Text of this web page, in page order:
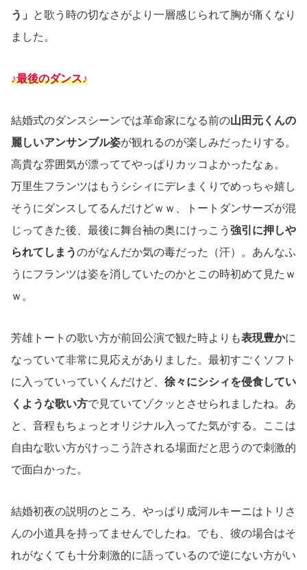
う」
と歌う時の切なさがより一層感じられて胸が痛くなり
ました。
♪最後のダンス♪
結婚式のダンスシーンでは革命家になる前の山田元くんの
麗しいアンサンブル姿が観れるのが楽しみだったりする。
高貴な雰囲気が漂っててやっぱりカッコよかったなぁ。
万里生フランツはもうシシィにデレまくりでめっちゃ嬉し
そうにダンスしてるんだけどｗｗ、トートダンサーズが混
じってきた後、最後に舞台袖の奥にけっこう 強引に押しや
られてしまうのがなんだか気の毒だった（汗）。あんなふ
うにフランツは姿を消していたのかとこの時初めて見たｗ
ｗ。
芳雄トートの歌い方が前回公演で観た時よりも表現豊かに
なっていて非常に見応えがありました。最初すごくソフト
に入っていっていくんだけど、 徐々にシシィを侵食してい
くような歌い方で見ていてゾクッとさせられましたね。あ
と、音程もちょっとオリジナル入ってた気がする。ここは
自由な歌い方がけっこう許される場面だと思うので刺激的
で面白かった。
結婚初夜の説明のところ、やっぱり成河ルキーニはトリさ
んの小道具を持ってませんでしたね。でも、彼の場合はそ
れがなくても十分刺激的に語っているので逆にない方がい